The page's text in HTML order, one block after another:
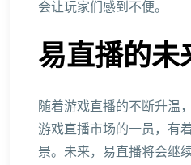
会让玩家们感到不便。
易直播的未
随着游戏直播的不断升温
游戏直播市场的一员，有
景。未来，易直播将会继